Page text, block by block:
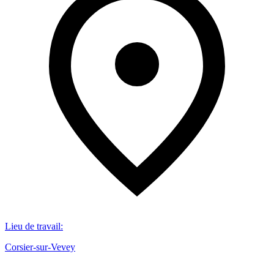
Lieu de travail:
Corsier-sur-Vevey